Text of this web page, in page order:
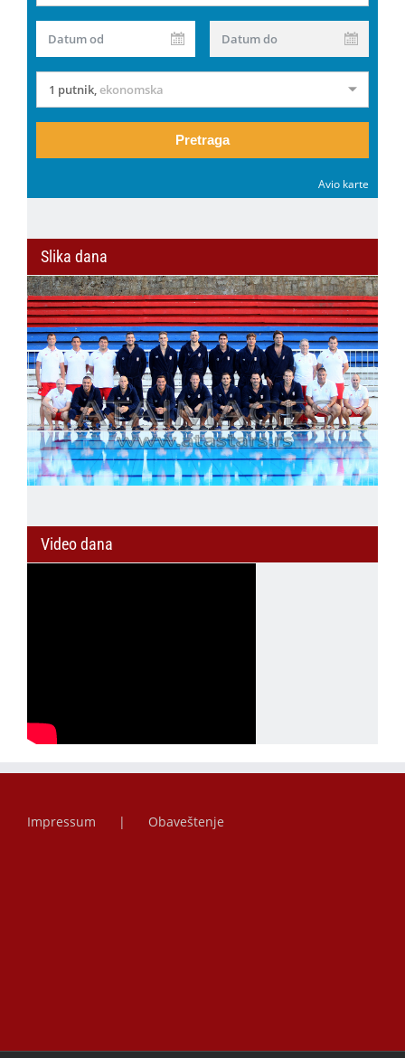
Datum od Datum do
1 putnik,ekonomska
Pretraga
Avio karte
Slika dana
Video dana
Impressum Obaveštenje